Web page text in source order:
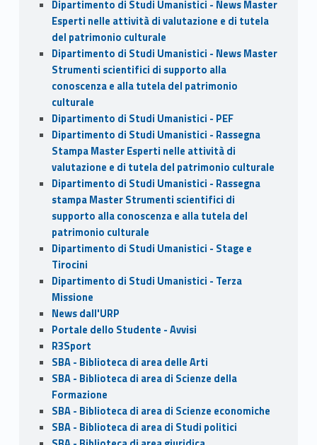
Dipartimento di Studi Umanistici - News Master
Esperti nelle attività di valutazione e di tutela
del patrimonio culturale
Dipartimento di Studi Umanistici - News Master
Strumenti scientifici di supporto alla
conoscenza e alla tutela del patrimonio
culturale
Dipartimento di Studi Umanistici - PEF
Dipartimento di Studi Umanistici - Rassegna
Stampa Master Esperti nelle attività di
valutazione e di tutela del patrimonio culturale
Dipartimento di Studi Umanistici - Rassegna
stampa Master Strumenti scientifici di
supporto alla conoscenza e alla tutela del
patrimonio culturale
Dipartimento di Studi Umanistici - Stage e
Tirocini
Dipartimento di Studi Umanistici - Terza
Missione
News dall'URP
Portale dello Studente - Avvisi
R3Sport
SBA - Biblioteca di area delle Arti
SBA - Biblioteca di area di Scienze della
Formazione
SBA - Biblioteca di area di Scienze economiche
SBA - Biblioteca di area di Studi politici